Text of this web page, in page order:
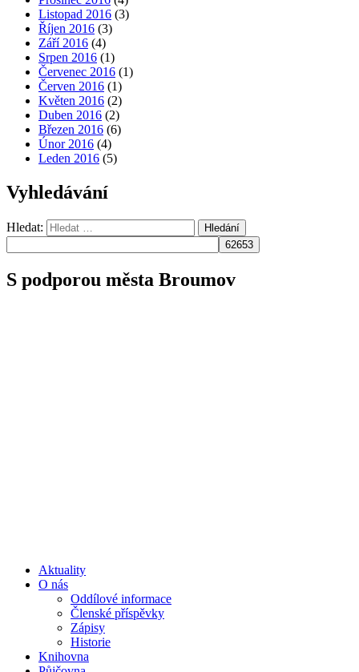
Listopad 2016 (3)
Říjen 2016 (3)
Září 2016 (4)
Srpen 2016 (1)
Červenec 2016 (1)
Červen 2016 (1)
Květen 2016 (2)
Duben 2016 (2)
Březen 2016 (6)
Únor 2016 (4)
Leden 2016 (5)
Vyhledávání
Hledat: Hledání
S podporou města Broumov
Aktuality
O nás
Oddílové informace
Členské příspěvky
Zápisy
Historie
Knihovna